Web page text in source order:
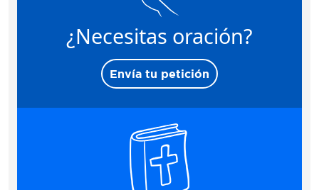
¿Necesitas oración?
Envía tu petición